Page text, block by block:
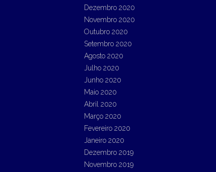
Dezembro 2020
Novembro 2020
Outubro 2020
Setembro 2020
Agosto 2020
Julho 2020
Junho 2020
Maio 2020
Abril 2020
Março 2020
Fevereiro 2020
Janeiro 2020
Dezembro 2019
Novembro 2019